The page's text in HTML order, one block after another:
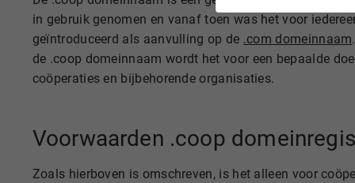
in gebruik genomen en vanaf toen was het voor
geïntroduceerd als aanvulling op de .com domeinnaam
de .coop domeinnaam wordt het voor een bepaalde
coöperaties en bijbehorende organisaties.
Voorwaarden .coop
Zoals hierboven is omschreven, is het alleen voor